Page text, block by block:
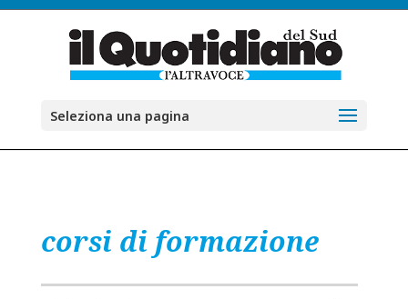
Seleziona una pagina
corsi di formazione